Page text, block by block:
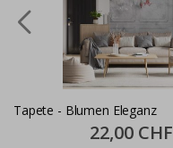
Tapete - Blumen Eleganz
Special
Price
22,00 CHF